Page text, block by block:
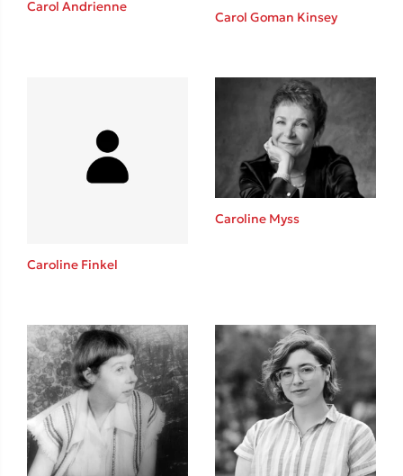
Καθρέφτης
Sebastian Fitzek
Στέφανος Ξενάκης
Το λεξικό της ζωής σου
Carol Andrienne
Carol Goman Kinsey
Caroline Finkel
Caroline Myss